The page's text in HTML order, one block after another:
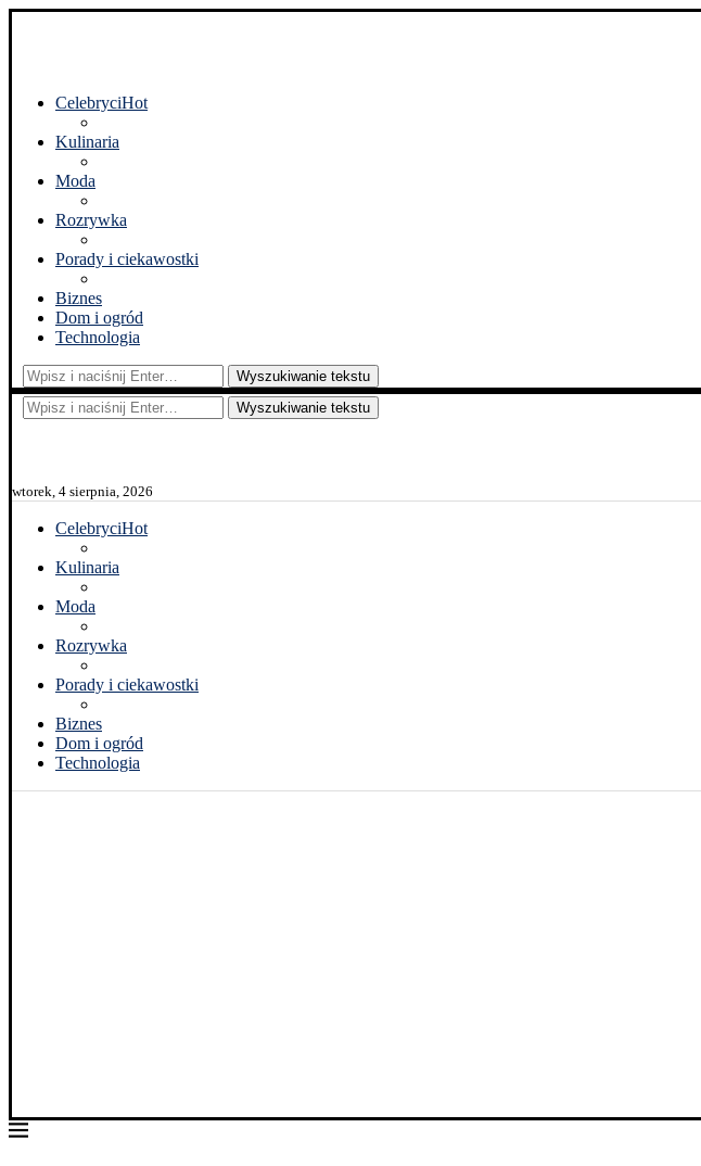
CelebryciHot
Kulinaria
Moda
Rozrywka
Porady i ciekawostki
Biznes
Dom i ogród
Technologia
Wyszukiwanie tekstu
Wyszukiwanie tekstu
wtorek, 4 sierpnia, 2026
CelebryciHot
Kulinaria
Moda
Rozrywka
Porady i ciekawostki
Biznes
Dom i ogród
Technologia